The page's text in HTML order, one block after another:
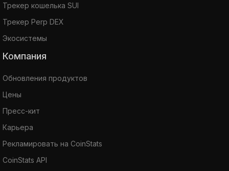
Трекер кошелька SUI
Трекер Perp DEX
Экосистемы
Компания
Обновления продуктов
Цены
Пресс-кит
Карьера
Рекламировать на CoinStats
CoinStats API